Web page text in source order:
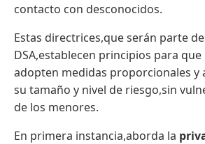
contacto con desconocidos.
Estas directrices,que serán parte
DSA,establecen principios para
adopten medidas proporcionales y
su tamaño y nivel de riesgo,sin
de los menores.
En primera instancia,aborda la